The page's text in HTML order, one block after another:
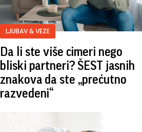
LJUBAV & VEZE
Da li ste više cimeri nego
bliski partneri? ŠEST jasnih
znakova da ste „prećutno
razvedeni“